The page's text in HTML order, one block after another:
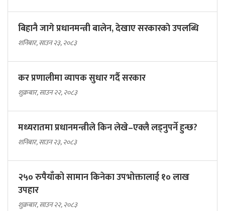
बिहानै जागे प्रधानमन्त्री बालेन, देखाए सरकारकाे उपलब्धि
शनिबार, साउन २३, २०८३
कर प्रणालीमा व्यापक सुधार गर्दै सरकार
शुक्रबार, साउन २२, २०८३
मध्यरातमा प्रधानमन्त्रीले किन लेखे–एक्लै लड्नुपर्ने हुन्छ?
शनिबार, साउन २३, २०८३
२५० रुपैयाँको सामान किनेका उपभोक्तालाई १० लाख
उपहार
शुक्रबार, साउन २२, २०८३